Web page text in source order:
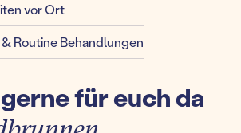
vor Ort
Routine Behandlungen
für euch da